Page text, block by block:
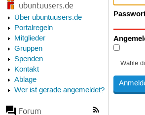
ubuntuusers.de
Über ubuntuusers.de
Portalregeln
Mitglieder
Gruppen
Spenden
Kontakt
Ablage
Wer ist gerade angemeldet?
Forum
Wähle